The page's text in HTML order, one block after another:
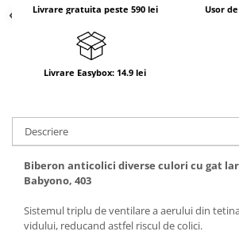
Livrare gratuita peste 590 lei Usor
Livrare Easybox: 14.9 lei
Descriere
Biberon anticolici diverse culori cu gat
Babyono, 403
Sistemul triplu de ventilare a aerului din
vidului, reducand astfel riscul de colici.